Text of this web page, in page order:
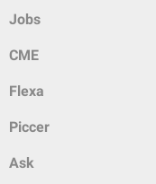
Jobs
CME
Flexa
Piccer
Ask